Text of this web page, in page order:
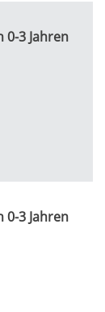
3 Jahren
3 Jahren